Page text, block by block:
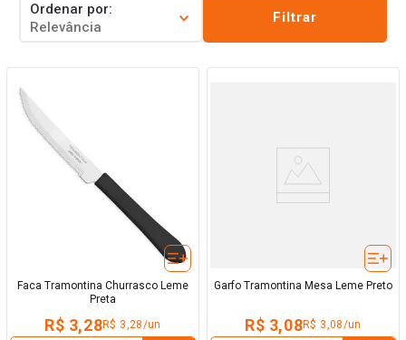
Ordenar por
Relevância
Filtrar
Faca Tramontina Churrasco Leme
Preta
R$ 3,28R$ 3,28/un
Garfo Tramontina Mesa Leme Preto
R$ 3,08R$ 3,08/un